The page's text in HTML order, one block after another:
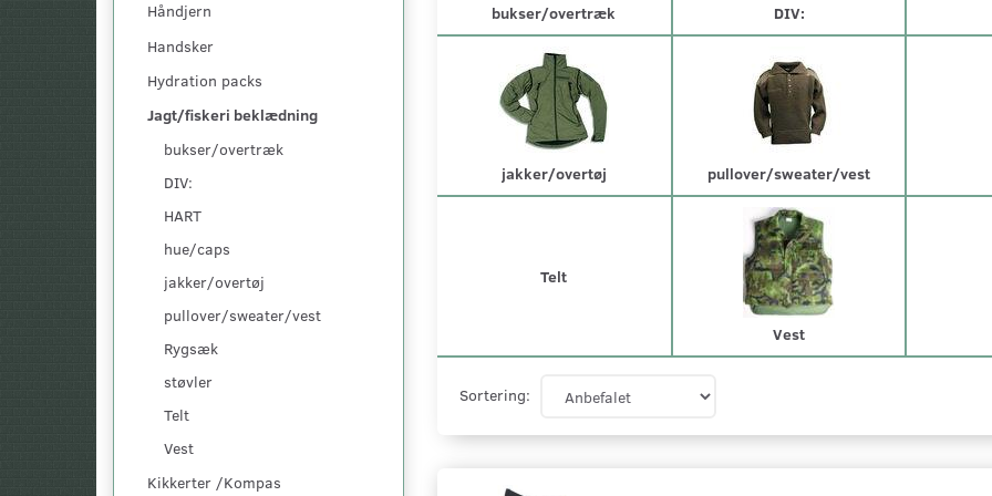
Håndjern
Handsker
Hydration packs
Jagt/fiskeri beklædning
bukser/overtræk
DIV:
HART
hue/caps
jakker/overtøj
pullover/sweater/vest
Rygsæk
støvler
Telt
Vest
Kikkerter /Kompas
bukser/overtræk DIV:
jakker/overtøj pullover/sweater/vest
Telt
Vest
Sortering: